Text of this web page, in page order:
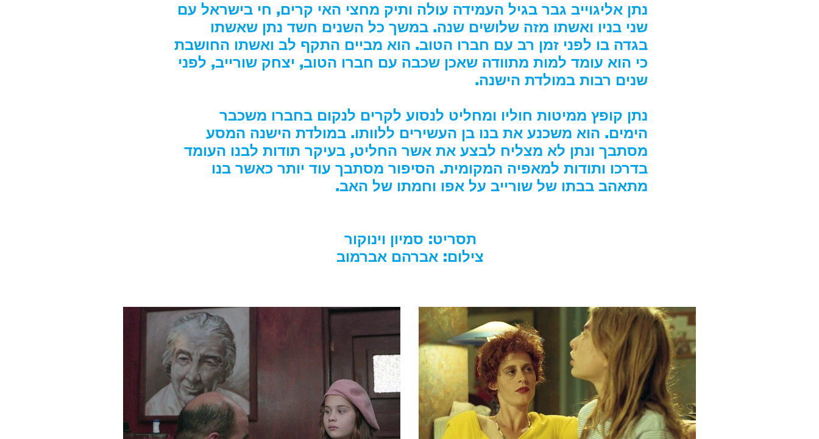
נתן אליגוייב גבר בגיל העמידה עולה ותיק מחצי האי קרים, חי בישראל עם
שני בניו ואשתו מזה שלושים שנה. במשך כל השנים חשד נתן שאשתו
בגדה בו לפני זמן רב עם חברו הטוב. הוא מביים התקף לב ואשתו החושבת
כי הוא עומד למות מתוודה שאכן שכבה עם חברו הטוב, יצחק שורייב, לפני
שנים רבות במולדת הישנה.
נתן קופץ ממיטות חוליו ומחליט לנסוע לקרים לנקום בחברו משכבר
הימים. הוא משכנע את בנו בן העשירים ללוותו. במולדת הישנה המסע
מסתבך ונתן לא מצליח לבצע את אשר החליט, בעיקר תודות לבנו העומד
בדרכו ותודות למאפיה המקומית. הסיפור מסתבך עוד יותר כאשר בנו
מתאהב בבתו של שורייב על אפו וחמתו של האב.
תסריט: סמיון וינוקור
צילום: אברהם אברמוב